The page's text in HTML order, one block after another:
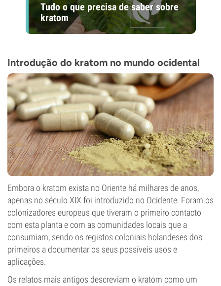
Tudo o que precisa de saber sobre
kratom
Introdução do kratom no mundo ocidental
Embora o kratom exista no Oriente há milhares de anos,
apenas no século XIX foi introduzido no Ocidente. Foram os
colonizadores europeus que tiveram o primeiro contacto
com esta planta e com as comunidades locais que a
consumiam, sendo os registos coloniais holandeses dos
primeiros a documentar os seus possíveis usos e
aplicações.
Os relatos mais antigos descreviam o kratom como um